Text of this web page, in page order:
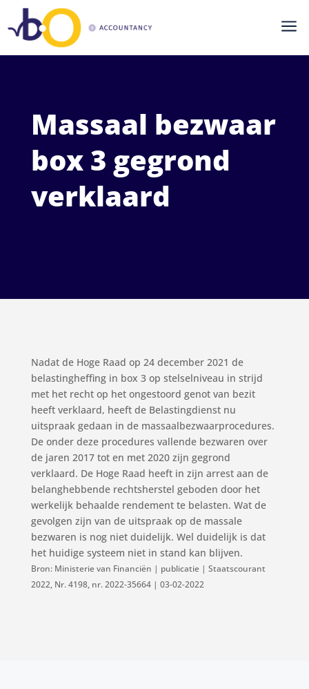
a
Massaal bezwaar
box 3 gegrond
verklaard
Nadat de Hoge Raad op 24 december 2021 de
belastingheffing in box 3 op stelselniveau in strijd
met het recht op het ongestoord genot van bezit
heeft verklaard, heeft de Belastingdienst nu
uitspraak gedaan in de massaalbezwaarprocedures.
De onder deze procedures vallende bezwaren over
de jaren 2017 tot en met 2020 zijn gegrond
verklaard. De Hoge Raad heeft in zijn arrest aan de
belanghebbende rechtsherstel geboden door het
werkelijk behaalde rendement te belasten. Wat de
gevolgen zijn van de uitspraak op de massale
bezwaren is nog niet duidelijk. Wel duidelijk is dat
het huidige systeem niet in stand kan blijven.
Bron: Ministerie van Financiën | publicatie | Staatscourant
2022, Nr. 4198, nr. 2022-35664 | 03-02-2022